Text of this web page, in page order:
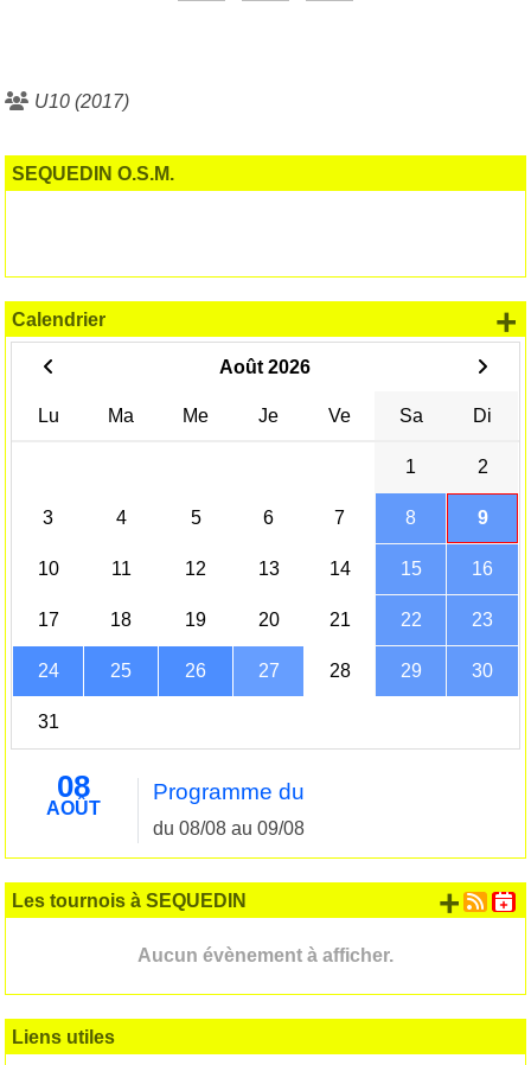
U10 (2017)
SEQUEDIN O.S.M.
Calendrier
Août 2026
Lu Ma Me Je Ve Sa Di
1 2
3 4 5 6 7 8 9
10 11 12 13 14 15 16
17 18 19 20 21 22 23
24 25 26 27 28 29 30
31
08
AOÛT
Programme du
du 08/08 au 09/08
+
Les tournois à SEQUEDIN
Aucun évènement à afficher.
+
Liens utiles